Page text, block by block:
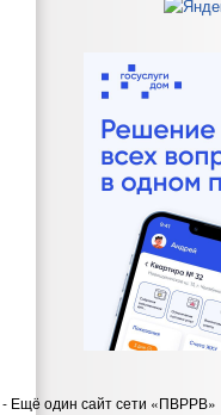
- Ещё один сайт сети «ПВРРВ»